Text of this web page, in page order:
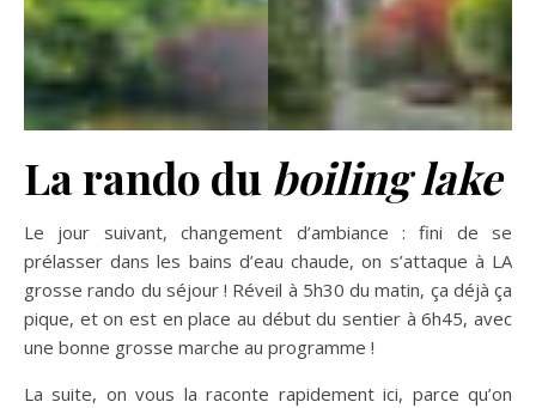
La rando du boiling lake
Le jour suivant, changement d’ambiance : fini de se
prélasser dans les bains d’eau chaude, on s’attaque à LA
grosse rando du séjour ! Réveil à 5h30 du matin, ça déjà ça
pique, et on est en place au début du sentier à 6h45, avec
une bonne grosse marche au programme !
La suite, on vous la raconte rapidement ici, parce qu’on